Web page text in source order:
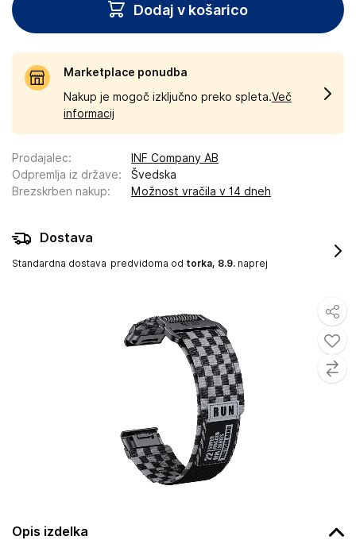
Opis izdelka
Dodaj v košarico
Marketplace ponudba
Nakup je mogoč izključno preko spleta.Več
informacij
Prodajalec:
INF Company AB
Odpremlja iz države:
Švedska
Brezskrben nakup: Možnost vračila v 14 dneh
Dostava
Standardna dostava predvidoma od torka, 8.9. naprej